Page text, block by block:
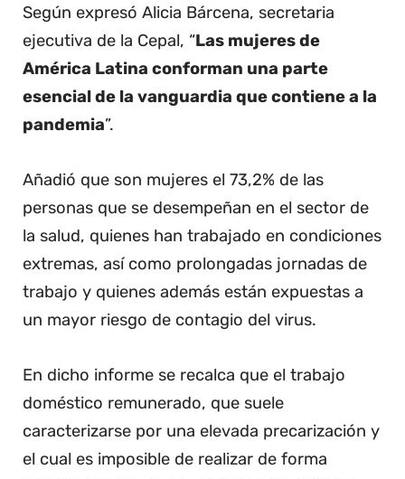
Según expresó Alicia Bárcena, secretaria
ejecutiva de la Cepal, “Las mujeres de
América Latina conforman una parte
esencial de la vanguardia que contiene a la
pandemia”.
Añadió que son mujeres el 73,2% de las
personas que se desempeñan en el sector de
la salud, quienes han trabajado en condiciones
extremas, así como prolongadas jornadas de
trabajo y quienes además están expuestas a
un mayor riesgo de contagio del virus.
En dicho informe se recalca que el trabajo
doméstico remunerado, que suele
caracterizarse por una elevada precarización y
el cual es imposible de realizar de forma